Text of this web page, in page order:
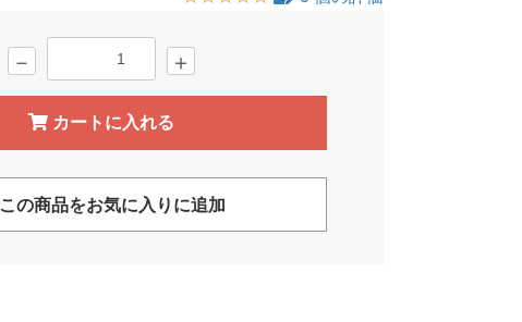
－ ＋
カートに入れる
この商品をお気に入りに追加